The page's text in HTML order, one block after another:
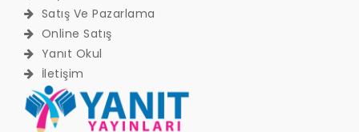
Satış Ve Pazarlama
Online Satış
Yanıt Okul
İletişim